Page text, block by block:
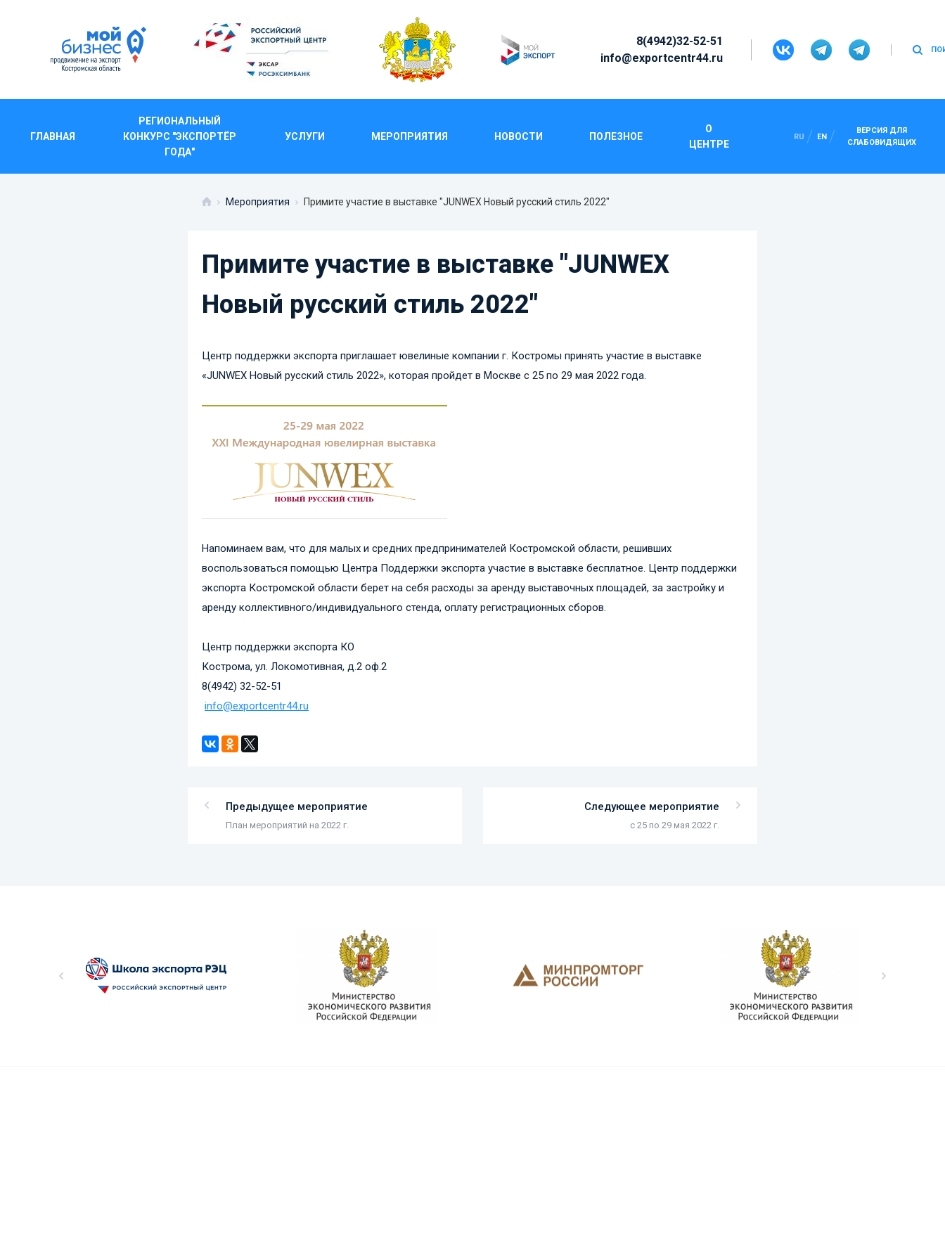
8(4942)32-52-51
info@exportcentr44.ru
ГЛАВНАЯ
РЕГИОНАЛЬНЫЙ
КОНКУРС "ЭКСПОРТЁР
ГОДА"
УСЛУГИ МЕРОПРИЯТИЯ НОВОСТИ ПОЛЕЗНОЕ
О
ЦЕНТРЕ
RU EN
ВЕРСИЯ ДЛЯ
СЛАБОВИДЯЩИХ
ПРИМИТЕ УЧАСТИЕ В ВЫСТАВКЕ "JUNWEX НОВЫЙ РУССКИЙ СТИЛЬ
Мероприятия Примите участие в выставке "JUNWEX Новый русский стиль 2022"
Примите участие в выставке "JUNWEX
Новый русский стиль 2022"
Центр поддержки экспорта приглашает ювелиные компании г. Костромы принять участие в выставке
«JUNWEX Новый русский стиль 2022», которая пройдет в Москве с 25 по 29 мая 2022 года.
Напоминаем вам, что для малых и средних предпринимателей Костромской области, решивших
воспользоваться помощью Центра Поддержки экспорта участие в выставке бесплатное. Центр поддержки
экспорта Костромской области берет на себя расходы за аренду выставочных площадей, за застройку и
аренду коллективного/индивидуального стенда, оплату регистрационных сборов.
Центр поддержки экспорта КО
Кострома, ул. Локомотивная, д.2 оф.2
8(4942) 32-52-51
info@exportcentr44.ru
Предыдущее мероприятие
План мероприятий на 2022 г.
Следующее мероприятие
с 25 по 29 мая 2022 г.